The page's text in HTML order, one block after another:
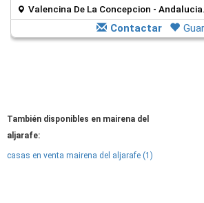
Valencina De La Concepcion - Andalucia.
Contactar
También disponibles en mairena del
aljarafe:
casas en venta mairena del aljarafe (1)